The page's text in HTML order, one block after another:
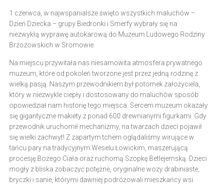
1 czerwca, w najwspanialsze święto wszystkich maluchów –
Dzień Dziecka – grupy Biedronki i Smerfy wybrały się na
niezwykłą wyprawę autokarową do Muzeum Ludowego Rodziny
Brzozowskich w Sromowie.
Na miejscu przywitała nas niesamowita atmosfera prywatnego
muzeum, które od pokoleń tworzone jest przez jedną rodzinę z
wielką pasją. Naszym przewodnikiem był potomek założyciela,
który w niezwykle ciepły i dostosowany do maluchów sposób
opowiedział nam historię tego miejsca. Sercem muzeum okazały
się gigantyczne makiety z ponad 600 drewnianymi figurkami. Gdy
przewodnik uruchomił mechanizmy, na twarzach dzieci pojawił
się wielki zachwyt! Z zapartym tchem oglądaliśmy wirujące w
tańcu pary na tradycyjnym Weselu Łowickim, maszerującą
procesję Bożego Ciała oraz ruchomą Szopkę Betlejemską. Dzieci
mogły z bliska zobaczyć potężne, oryginalne wozy drabiniaste,
bryczki i sanie, którymi dawniej podróżowali mieszkańcy wsi.